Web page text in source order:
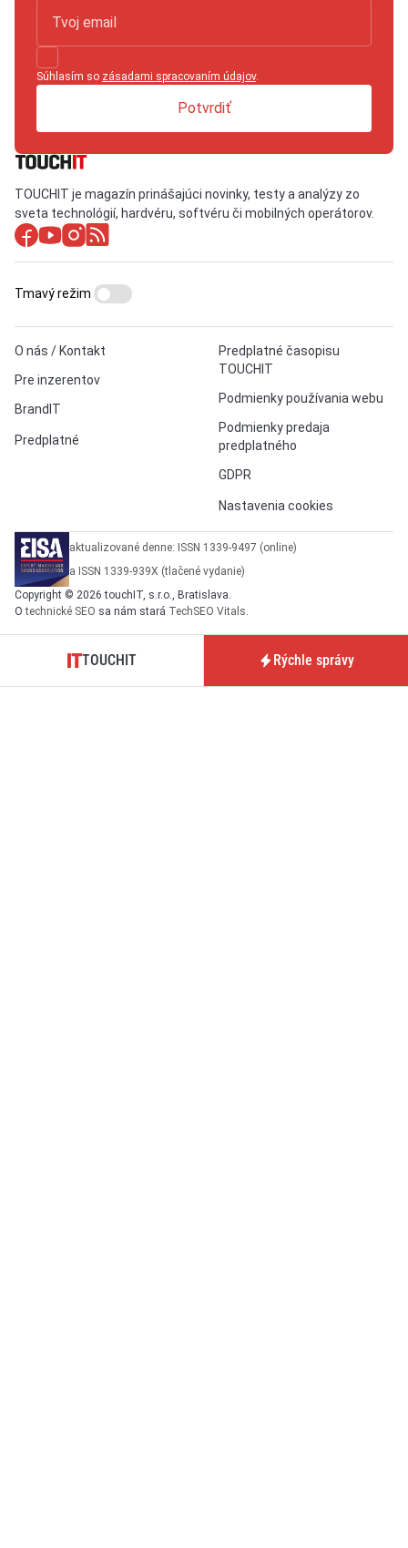
Súhlasím so zásadami spracovaním údajov.
Potvrdiť
TOUCHIT je magazín prinášajúci novinky, testy a analýzy zo
sveta technológií, hardvéru, softvéru či mobilných operátorov.
O nás / Kontakt
Pre inzerentov
BrandIT
Predplatné
Predplatné časopisu
TOUCHIT
Podmienky používania webu
Podmienky predaja
predplatného
GDPR
Nastavenia cookies
Tmavý režim
aktualizované denne: ISSN 1339-9497 (online)
a ISSN 1339-939X (tlačené vydanie)
Copyright © 2026 touchIT, s.r.o., Bratislava.
Otechnické SEO sa nám stará TechSEO Vitals
TOUCHIT Rýchle správy